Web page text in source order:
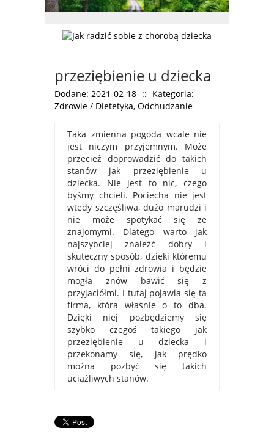
przeziębienie u dziecka
Dodane: 2021-02-18 :: Kategoria:
Zdrowie / Dietetyka, Odchudzanie
Taka zmienna pogoda wcale nie
jest niczym przyjemnym. Może
przecież doprowadzić do takich
stanów jak przeziębienie u
dziecka. Nie jest to nic, czego
byśmy chcieli. Pociecha nie jest
wtedy szczęśliwa, dużo marudzi i
nie może spotykać się ze
znajomymi. Dlatego warto jak
najszybciej znaleźć dobry i
skuteczny sposób, dzieki któremu
wróci do pełni zdrowia i będzie
mogła znów bawić się z
przyjaciółmi. I tutaj pojawia się ta
firma, która właśnie o to dba.
Dzięki niej pozbędziemy się
szybko czegoś takiego jak
przeziębienie u dziecka i
przekonamy się, jak prędko
można pozbyć się takich
uciążliwych stanów.